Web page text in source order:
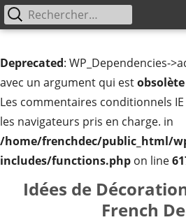
Deprecated: WP_Dependencies-
avec un argument qui estobsolète
Les commentaires conditionnels
les navigateurs pris en charge. in
/home/frenchdec/public_html/
includes/functions.php on line
Idées de
French
Menu